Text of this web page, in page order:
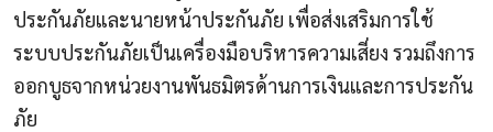
ประกันภัยและนายหน้าประกันภัย เพื่อส่งเสริมการใช้
ระบบประกันภัยเป็นเครื่องมือบริหารความเสี่ยง รวมถึงการ
ออกบูธจากหน่วยงานพันธมิตรด้านการเงินและการประกัน
ภัย